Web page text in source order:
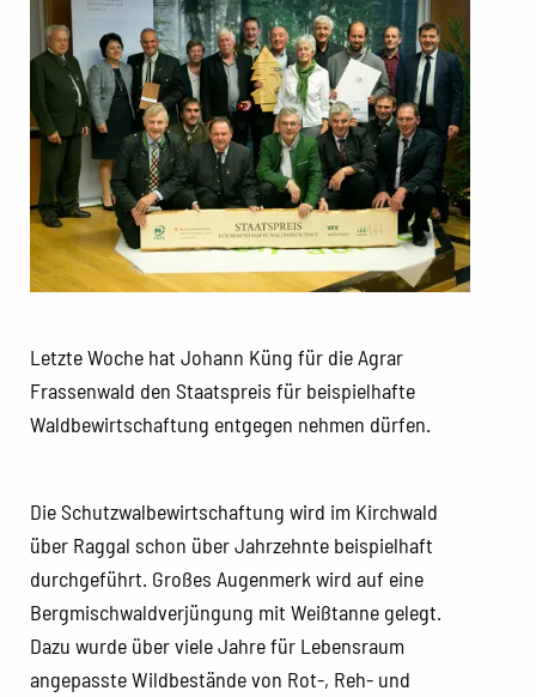
Letzte Woche hat Johann Küng für die Agrar
Frassenwald den Staatspreis für beispielhafte
Waldbewirtschaftung entgegen nehmen dürfen.
Die Schutzwalbewirtschaftung wird im Kirchwald
über Raggal schon über Jahrzehnte beispielhaft
durchgeführt. Großes Augenmerk wird auf eine
Bergmischwaldverjüngung mit Weißtanne gelegt.
Dazu wurde über viele Jahre für Lebensraum
angepasste Wildbestände von Rot-, Reh- und